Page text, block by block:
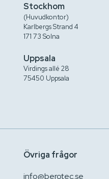
Stockhom
(Huvudkontor)
Karlbergs Strand 4
171 73 Solna
Uppsala
Virdings allé 28
75450 Uppsala
Övriga frågor
info@berotec.se